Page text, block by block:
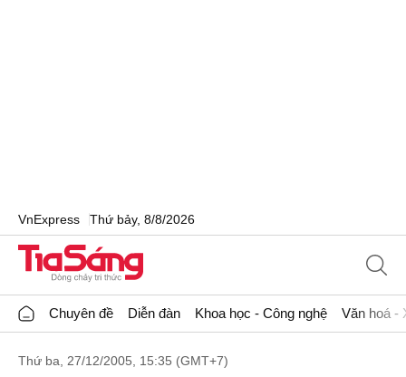
VnExpress Thứ bảy, 8/8/2026
Chuyên đề Diễn đàn Khoa học - Công nghệ Văn hoá -
Thứ ba, 27/12/2005, 15:35 (GMT+7)